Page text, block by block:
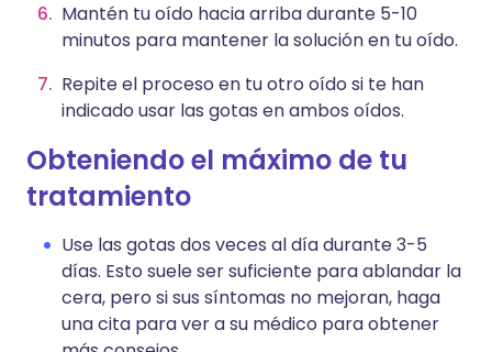
Mantén tu oído hacia arriba durante 5-10
minutos para mantener la solución en tu oído.
Repite el proceso en tu otro oído si te han
indicado usar las gotas en ambos oídos.
Obteniendo el máximo de tu
tratamiento
Use las gotas dos veces al día durante 3-5
días. Esto suele ser suficiente para ablandar la
cera, pero si sus síntomas no mejoran, haga
una cita para ver a su médico para obtener